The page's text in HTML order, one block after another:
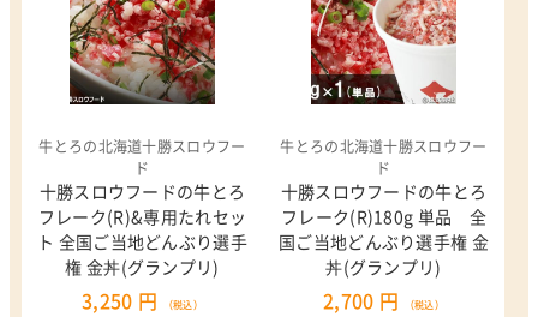
牛とろの北海道十勝スロウフー
ド
十勝スロウフードの牛とろ
フレーク(R)&専用たれセッ
ト 全国ご当地どんぶり選手
権 金丼(グランプリ)
3,250 円 （税込）
牛とろの北海道十勝スロウフー
ド
十勝スロウフードの牛とろ
フレーク(R)180g 単品 全
国ご当地どんぶり選手権 金
丼(グランプリ)
2,700 円 （税込）